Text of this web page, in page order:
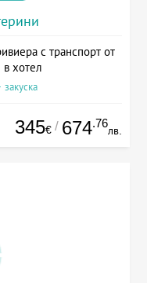
с транспорт от
в хотел
345€ / 674.76
лв.